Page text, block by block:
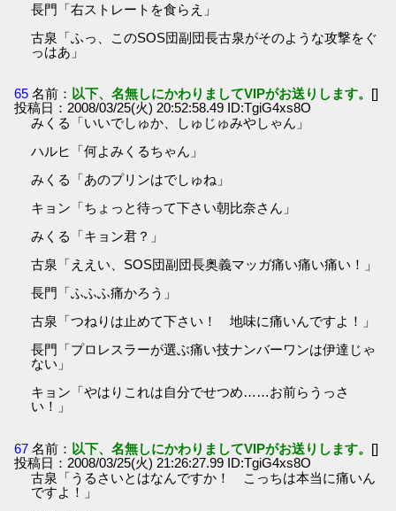
長門「右ストレートを食らえ」
古泉「ふっ、このSOS団副団長古泉がそのような攻撃をぐ
っはあ」
65 名前： 以下、名無しにかわりましてVIPがお送りします。 []
投稿日：2008/03/25(火) 20:52:58.49 ID:TgiG4xs8O
みくる「いいでしゅか、しゅじゅみやしゃん」
ハルヒ「何よみくるちゃん」
みくる「あのプリンはでしゅね」
キョン「ちょっと待って下さい朝比奈さん」
みくる「キョン君？」
古泉「ええい、SOS団副団長奥義マッガ痛い痛い痛い！」
長門「ふふふ痛かろう」
古泉「つねりは止めて下さい！ 地味に痛いんですよ！」
長門「プロレスラーが選ぶ痛い技ナンバーワンは伊達じゃ
ない」
キョン「やはりこれは自分でせつめ……お前らうっさ
い！」
67 名前： 以下、名無しにかわりましてVIPがお送りします。 []
投稿日：2008/03/25(火) 21:26:27.99 ID:TgiG4xs8O
古泉「うるさいとはなんですか！ こっちは本当に痛いん
ですよ！」